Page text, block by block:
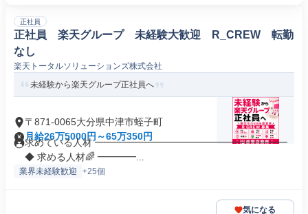
正社員
正社員 楽天グループ 未経験大歓迎 R_CREW 転勤
なし
楽天トータルソリューションズ株式会社
未経験から楽天グループ正社員へ
〒871-0065大分県中津市蛭子町
月給26万5000円～65万350円
求めている人材 ━━━━━━━━━━━━━━━━━━━━
◆ 求める人材🌈 ━━━━...
業界未経験歓迎 +25個
気になる